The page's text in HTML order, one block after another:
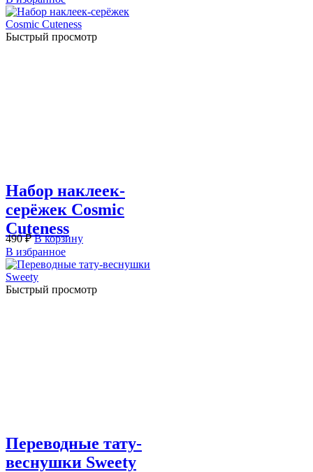
Быстрый просмотр
Набор наклеек-
серёжек Cosmic
Cuteness
490₽ В корзину
В избранное
Быстрый просмотр
Переводные тату-
веснушки Sweety